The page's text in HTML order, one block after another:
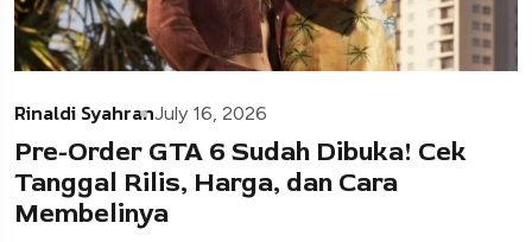
Rinaldi SyahranJuly 16, 2026
Pre-Order GTA 6 Sudah Dibuka! Cek
Tanggal Rilis, Harga, dan Cara
Membelinya